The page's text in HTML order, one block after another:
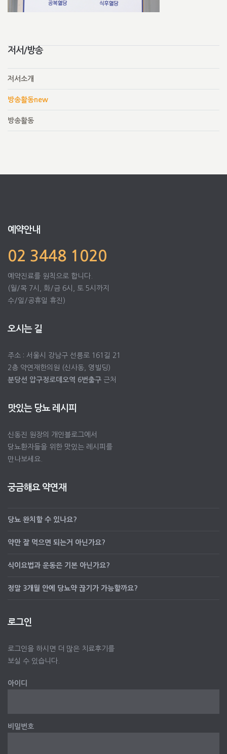
저서/방송
저서소개
방송활동new
방송활동
예약안내
02 3448 1020
예약진료를 원칙으로 합니다.
(월/목 7시, 화/금 6시, 토 5시까지
수/일/공휴일 휴진)
오시는 길
주소 : 서울시 강남구 선릉로 161길 21
2층 약연재한의원 (신사동, 영빌딩)
분당선 압구정로데오역 6번출구 근처
맛있는 당뇨 레시피
신동진 원장의 개인블로그에서
당뇨환자들을 위한 맛있는 레시피를
만나보세요.
궁금해요 약연재
당뇨 완치할 수 있나요?
약만 잘 먹으면 되는거 아닌가요?
식이요법과 운동은 기본 아닌가요?
정말 3개월 안에 당뇨약 끊기가 가능할까요?
로그인
로그인을 하시면 더 많은 치료후기를
보실 수 있습니다.
아이디
비밀번호